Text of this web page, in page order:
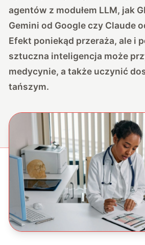
agentów z modułem LLM, jak
Gemini od Google czy Claude
Efekt poniekąd przeraża, ale i
sztuczna inteligencja może
medycynie, a także uczynić
tańszym.